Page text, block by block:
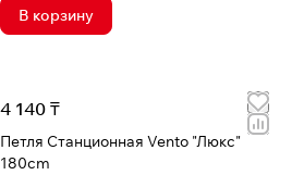
В корзину
4 140 ₸
Петля Станционная Vento "Люкс"
180cm